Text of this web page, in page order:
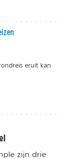
eruit kan
zijn drie